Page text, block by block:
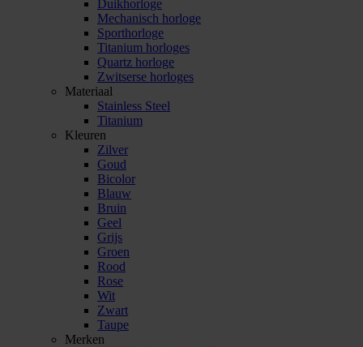
Duikhorloge
Mechanisch horloge
Sporthorloge
Titanium horloges
Quartz horloge
Zwitserse horloges
Materiaal
Stainless Steel
Titanium
Kleuren
Zilver
Goud
Bicolor
Blauw
Bruin
Geel
Grijs
Groen
Rood
Rose
Wit
Zwart
Taupe
Merken